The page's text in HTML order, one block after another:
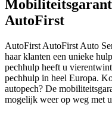
AutoFirst
AutoFirst AutoFirst Auto
haar klanten een unieke
pechhulp heeft u
pechhulp in heel Europa.
autopech? De
mogelijk weer op weg met